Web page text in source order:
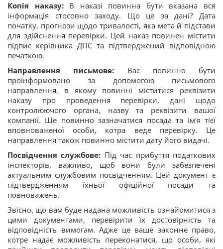
Копія наказу:В наказі повинна бути вказана вся
інформація стосовно заходу. Що це за дані? Дата
початку, прогнози щодо тривалості, яка мета й підстави
для здійснення перевірки. Цей наказ повинен містити
підпис керівника ДПС та підтверджений відповідною
печаткою.
Направлення письмове: Вас повинно бути
проінформовано за допомогою письмового
направлення, в якому повинні міститися реквізити
наказу про проведення перевірки, дані щодо
контролюючого органа, назву та реквізити вашої
компанії. Ще повинно зазначатися посада та ім'я тієї
вповноваженої особи, котра веде перевірку. Це
направлення також повинно містити дату його видачі.
Посвідчення службове: Під час прибуття податкових
інспекторів, важливо, щоб вони були забезпечені
актуальним службовим посвідченням. Цей документ є
підтвердженням їхньої офіційної посади та
повноважень.
Звісно, що вам буде надана можливість ознайомитися з
цими документами, перевірити їх достовірність та
відповідність вимогам. Адже це ваше законне право,
котре надає можливість переконатися, що особи, які